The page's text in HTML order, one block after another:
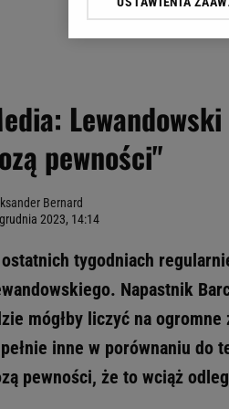
pewności"
Bernard
2023, 14:14
tygodniach
Napastnik
mógłby liczyć na
inne w porównaniu do
pewności, że to wciąż
Klikając „Akceptuję”
Zaufanych Partnerów i
My, nasi Zaufani
Użycie dokładnych
Przechowywanie